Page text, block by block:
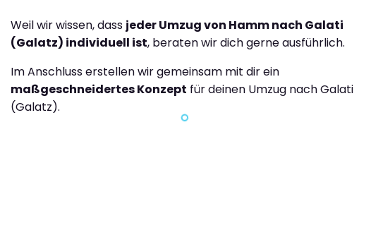
Weil wir wissen, dass jeder Umzug von Hamm nach Galati
(Galatz) individuell ist, beraten wir dich gerne ausführlich.
Im Anschluss erstellen wir gemeinsam mit dir ein
maßgeschneidertes Konzept für deinen Umzug nach Galati
(Galatz).